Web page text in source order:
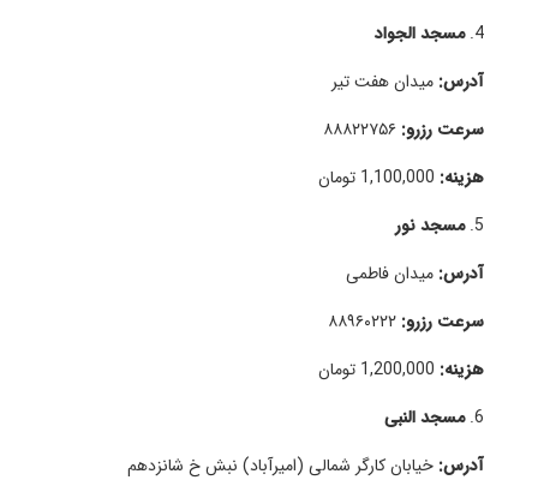
4. مسجد الجواد
آدرس: میدان هفت تیر
سرعت رزرو:
هزینه:
5. مسجد نور
آدرس: میدان فاطمی
سرعت رزرو:
هزینه:
6. مسجد النبی
آدرس: خیابان کارگر شمالی (امیرآباد) نبش خ شانزدهم